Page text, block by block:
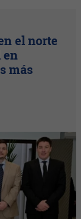
el norte
en
más